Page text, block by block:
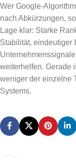
Wer Google-
nach Abkürzungen,
Lage klar: Starke
Stabilität, eindeutiger
weiterhelfen. Gerade
weniger der einzelne
Systems.